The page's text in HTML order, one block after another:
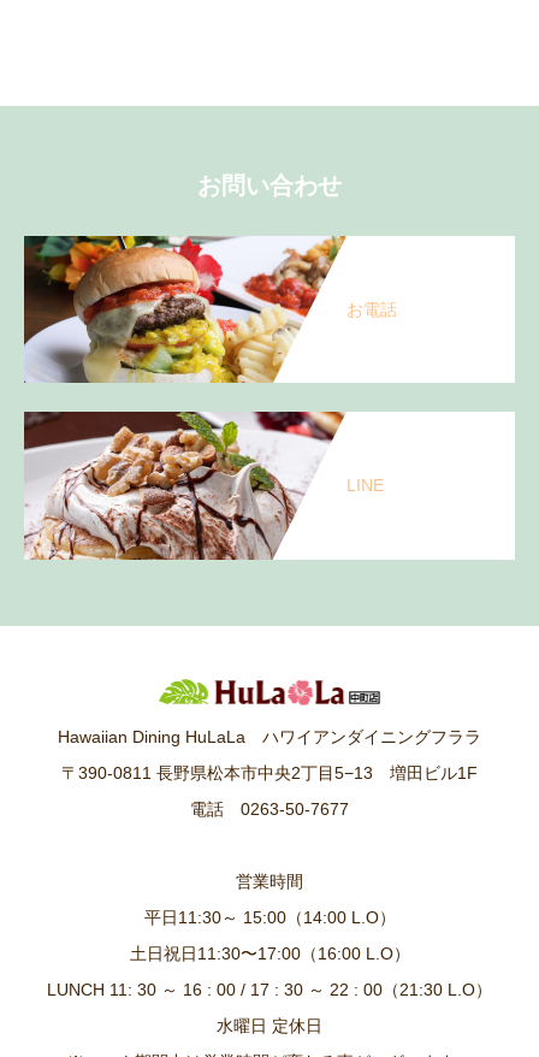
お問い合わせ
お電話
LINE
Hawaiian Dining HuLaLa ハワイアンダイニングフララ
〒390-0811 長野県松本市中央2丁目5−13 増田ビル1F
電話 0263-50-7677
営業時間
平日11:30～ 15:00（14:00 L.O）
土日祝日11:30〜17:00（16:00 L.O）
LUNCH 11: 30 ～ 16 : 00 / 17 : 30 ～ 22 : 00（21:30 L.O）
水曜日 定休日